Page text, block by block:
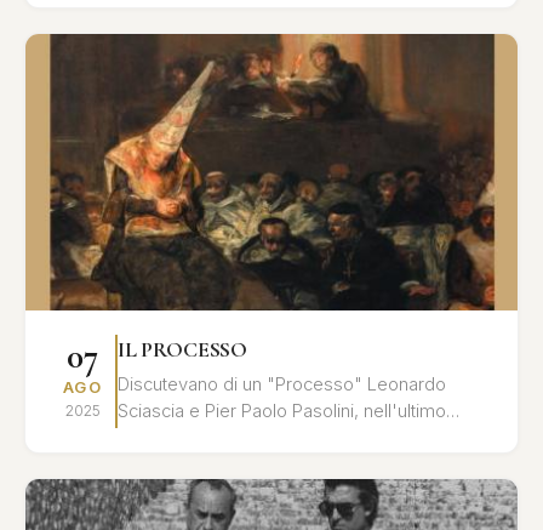
07
AGO
2025
IL PROCESSO
Discutevano di un "Processo" Leonardo
Sciascia e Pier Paolo Pasolini, nell'ultimo